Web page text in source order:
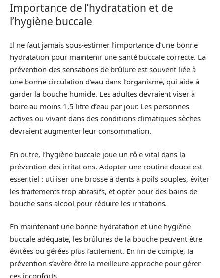
Importance de l’hydratation et de
l’hygiène buccale
Il ne faut jamais sous-estimer l’importance d’une bonne
hydratation pour maintenir une santé buccale correcte. La
prévention des sensations de brûlure est souvent liée à
une bonne circulation d’eau dans l’organisme, qui aide à
garder la bouche humide. Les adultes devraient viser à
boire au moins 1,5 litre d’eau par jour. Les personnes
actives ou vivant dans des conditions climatiques sèches
devraient augmenter leur consommation.
En outre, l’hygiène buccale joue un rôle vital dans la
prévention des irritations. Adopter une routine douce est
essentiel : utiliser une brosse à dents à poils souples, éviter
les traitements trop abrasifs, et opter pour des bains de
bouche sans alcool pour réduire les irritations.
En maintenant une bonne hydratation et une hygiène
buccale adéquate, les brûlures de la bouche peuvent être
évitées ou gérées plus facilement. En fin de compte, la
prévention s’avère être la meilleure approche pour gérer
ces inconforts.